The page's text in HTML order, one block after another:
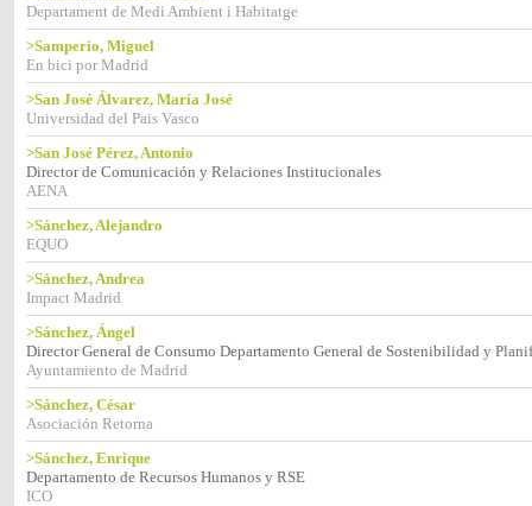
Departament de Medi Ambient i Habitatge
>Samperio, Miguel
En bici por Madrid
>San José Álvarez, María José
Universidad del Pais Vasco
>San José Pérez, Antonio
Director de Comunicación y Relaciones Institucionales
AENA
>Sánchez, Alejandro
EQUO
>Sánchez, Andrea
Impact Madrid
>Sánchez, Ángel
Director General de Consumo Departamento General de Sostenibilidad y
Ayuntamiento de Madrid
>Sánchez, César
Asociación Retorna
>Sánchez, Enrique
Departamento de Recursos Humanos y RSE
ICO